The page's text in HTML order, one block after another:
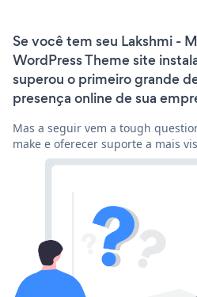
Se você tem seu Lakshmi -
WordPress Theme site
superou o primeiro grande
presença online de sua
Mas a seguir vem a tough
make e oferecer suporte a mais